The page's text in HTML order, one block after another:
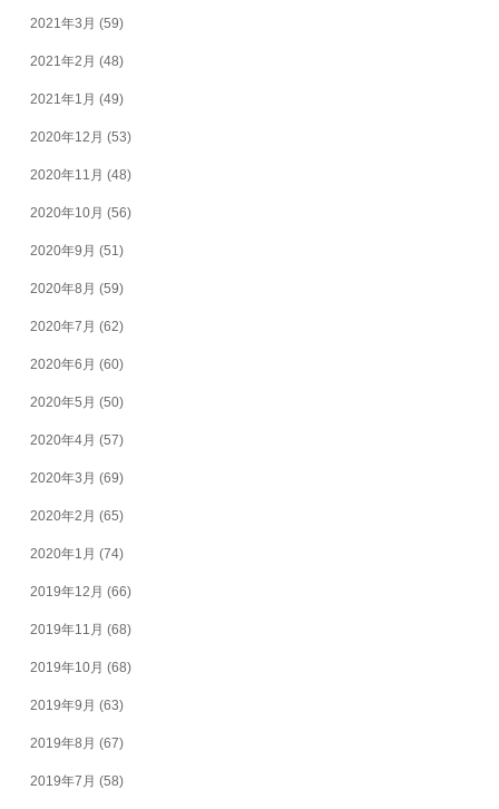
2021年3月 (59)
2021年2月 (48)
2021年1月 (49)
2020年12月 (53)
2020年11月 (48)
2020年10月 (56)
2020年9月 (51)
2020年8月 (59)
2020年7月 (62)
2020年6月 (60)
2020年5月 (50)
2020年4月 (57)
2020年3月 (69)
2020年2月 (65)
2020年1月 (74)
2019年12月 (66)
2019年11月 (68)
2019年10月 (68)
2019年9月 (63)
2019年8月 (67)
2019年7月 (58)